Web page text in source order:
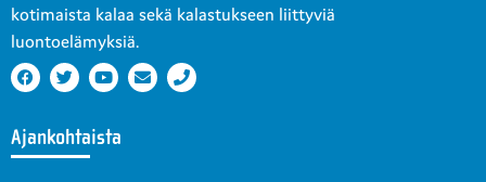
kotimaista kalaa sekä kalastukseen liittyviä
luontoelämyksiä.
Ajankohtaista